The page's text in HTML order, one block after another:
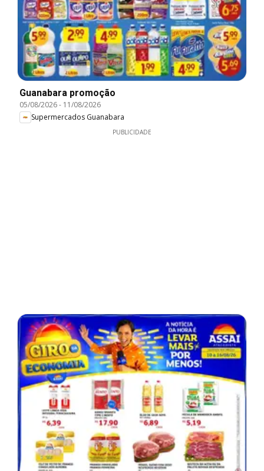
Guanabara promoção
05/08/2026- 11/08/2026
Supermercados Guanabara
PUBLICIDADE